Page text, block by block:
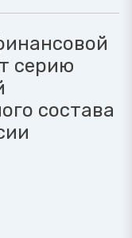
серию
состава